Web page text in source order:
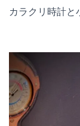
カラクリ時計